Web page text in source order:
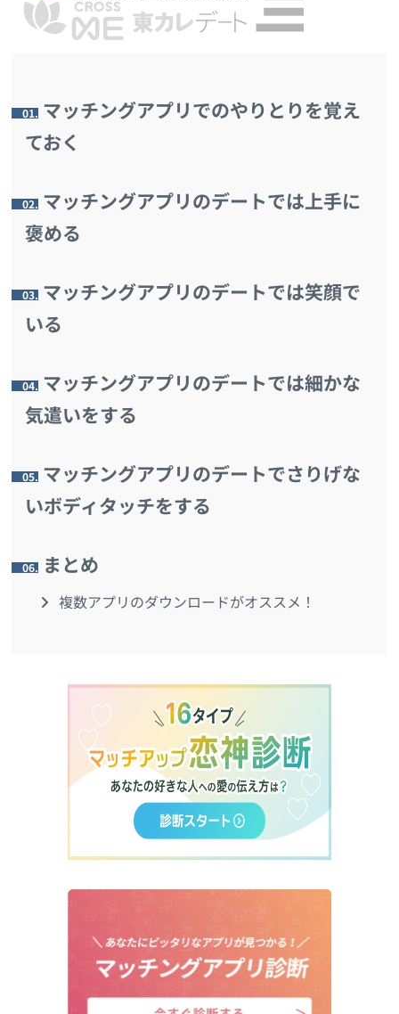
1. マッチングアプリでのやりとりを覚え
ておく
2. マッチングアプリのデートでは上手に
褒める
3. マッチングアプリのデートでは笑顔で
いる
4. マッチングアプリのデートでは細かな
気遣いをする
5. マッチングアプリのデートでさりげな
いボディタッチをする
6. まとめ
複数アプリのダウンロードがオススメ！